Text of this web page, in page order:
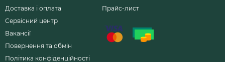
Доставка і оплата
Сервісний центр
Вакансії
Повернення та обмін
Політика конфіденційності
Прайс-лист